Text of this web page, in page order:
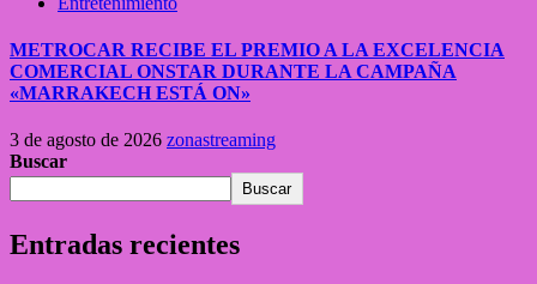
METROCAR RECIBE EL PREMIO A LA EXCELENCIA
COMERCIAL ONSTAR DURANTE LA CAMPAÑA
«MARRAKECH ESTÁ ON»
3 de agosto de 2026 zonastreaming
Buscar
Buscar
Entradas recientes